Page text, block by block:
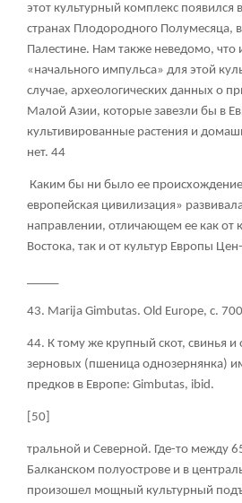
этот культурный комплекс появился
странах Плодородного Полумесяца,
Палестине. Нам также неведомо,
«начального импульса» для этой
случае, археологических данных о
Малой Азии, которые завезли бы в
культивированные растения и
нет. 44
Каким бы ни было ее
европейская цивилизация»
направлении, отличающем ее как от
Востока, так и от культур Европы Цен-
43. Marija Gimbutas. Old Europe, с.
44. К тому же крупный скот, свинья и
зерновых (пшеница однозернянка)
предков в Европе: Gimbutas, ibid.
[50]
тральной и Северной. Где-то между
Балканском полуострове и в
произошел мощный культурный